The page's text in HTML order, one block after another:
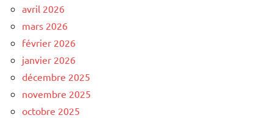
avril 2026
mars 2026
février 2026
janvier 2026
décembre 2025
novembre 2025
octobre 2025